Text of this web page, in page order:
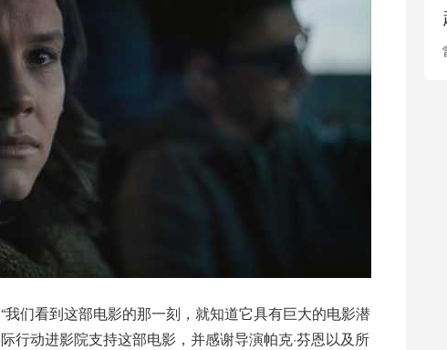
们看到这部电影的那一刻，就知道它具有巨大的电影潜
行动进影院支持这部电影，并感谢导演帕克·芬恩以及所